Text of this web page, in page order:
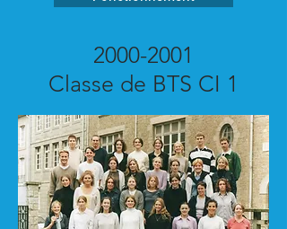
2000-2001
Classe de BTS CI 1